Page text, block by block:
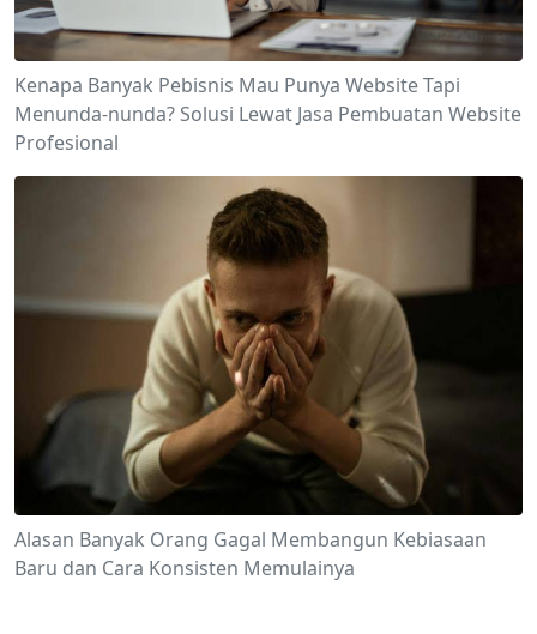
Kenapa Banyak Pebisnis Mau Punya Website Tapi
Menunda-nunda? Solusi Lewat Jasa Pembuatan Website
Profesional
Alasan Banyak Orang Gagal Membangun Kebiasaan
Baru dan Cara Konsisten Memulainya